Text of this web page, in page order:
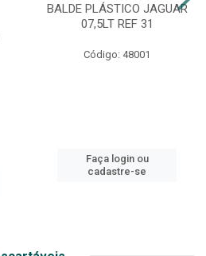
BALDE PLÁSTICO JAGUAR
07,5LT REF 31
Código: 48001
Faça login ou
cadastre-se